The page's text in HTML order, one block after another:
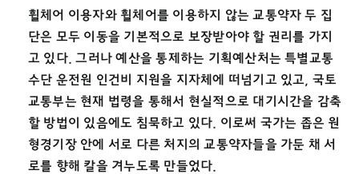
휠체어 이용자와 휠체어를 이용하지 않는 교통약자 두 집
단은 모두 이동을 기본적으로 보장받아야 할 권리를 가지
고 있다. 그러나 예산을 통제하는 기획예산처는 특별교통
수단 운전원 인건비 지원을 지자체에 떠넘기고 있고, 국토
교통부는 현재 법령을 통해서 현실적으로 대기시간을 감축
할 방법이 있음에도 침묵하고 있다. 이로써 국가는 좁은 원
형경기장 안에 서로 다른 처지의 교통약자들을 가둔 채 서
로를 향해 칼을 겨누도록 만들었다.